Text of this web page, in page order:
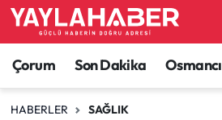
Çorum Son Dakika
HABERLER SAĞLIK
Alaca Haberleri
Bayat Haberleri
Çorum Nöbetçi Eczaneler
Çorum Hava Durumu